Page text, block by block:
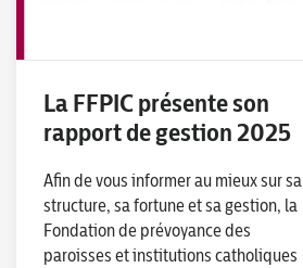
La FFPIC présente son
rapport de gestion 2025
Afin de vous informer au mieux sur sa
structure, sa fortune et sa gestion, la
Fondation de prévoyance des
paroisses et institutions catholiques